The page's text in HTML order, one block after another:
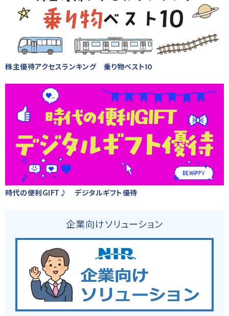
株主優待アクセスランキング 乗り物ベスト10
時代の便利GIFT♪ デジタルギフト優待
企業向けソリューション